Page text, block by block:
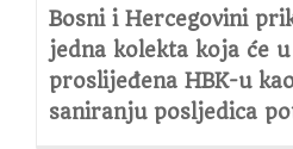
Bosni i Hercegovini
jedna kolekta koja će
proslijeđena HBK-u
saniranju posljedica